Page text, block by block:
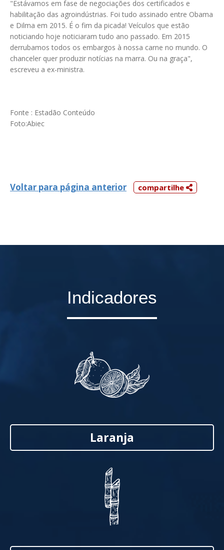
"Estávamos em fase de negociações dos certificados e
habilitação das agroindústrias. Foi tudo assinado entre Obama
e Dilma em 2015. É o fim da picada! Veículos que estão
noticiando hoje noticiaram tudo ano passado. Em 2015
derrubamos todos os embargos à nossa carne no mundo. O
chanceler quer produzir notícias na marra. Ou na graça",
escreveu a ex-ministra.
Fonte : Estadão Conteúdo
Foto:Abiec
Voltar para página anterior compartilhe
Indicadores
Laranja